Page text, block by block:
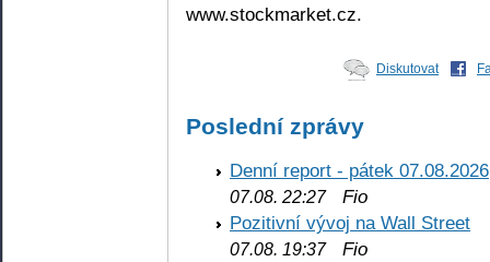
www.stockmarket.cz.
Diskutovat
Poslední zprávy
Denní report - pátek 07.08.2026
07.08. 22:27Fio
Pozitivní vývoj na Wall Street
07.08. 19:37Fio